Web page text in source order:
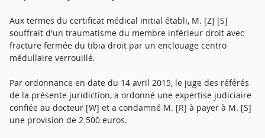
Aux termes du certificat médical initial établi, M. [Z] [S]
souffrait d'un traumatisme du membre inférieur droit avec
fracture fermée du tibia droit par un enclouage centro
médullaire verrouillé.
Par ordonnance en date du 14 avril 2015, le juge des référés
de la présente juridiction, a ordonné une expertise judiciaire
confiée au docteur [W] et a condamné M. [R] à payer à M. [S]
une provision de 2 500 euros.